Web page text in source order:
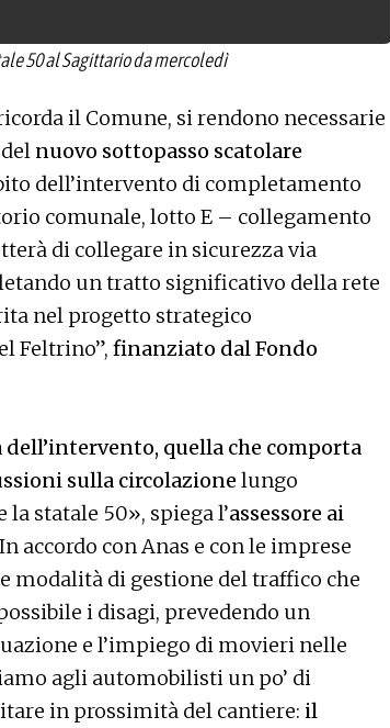
50 al Sagittario da mercoledì
il Comune, si rendono necessarie
nuovo sottopasso scatolare
dell’intervento di completamento
comunale, lotto E – collegamento
di collegare in sicurezza via
un tratto significativo della rete
nel progetto strategico
Feltrino”, finanziato dal Fondo
dell’intervento, quella che comporta
sulla circolazione lungo
statale 50», spiega l’assessore ai
accordo con Anas e con le imprese
modalità di gestione del traffico che
i disagi, prevedendo un
e l’impiego di movieri nelle
agli automobilisti un po’ di
in prossimità del cantiere: il